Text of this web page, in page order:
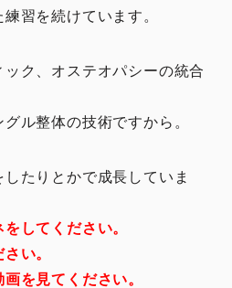
習を続けています。
ク、オステオパシーの統合
ル整体の技術ですから。
たりとかで成長していま
してください。
い。
を見てください。